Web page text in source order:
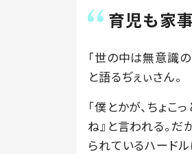
育児も家
「世の中は無意識
と語るぢぇぃさん。
「僕とかが、ちょ
ね』と言われる。だ
られているハード